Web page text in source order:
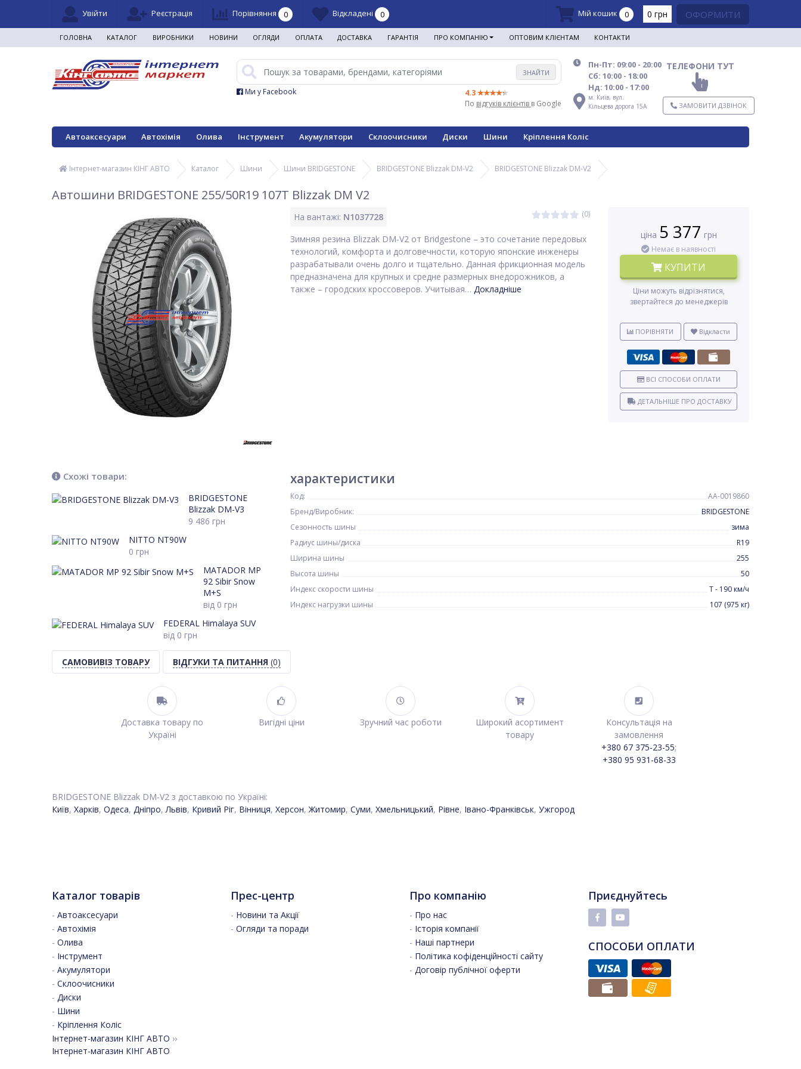
Увійти Реєстрація Порівняння 0 Відкладені 0 Мій кошик 0 0 грн ОФОРМИТИ
ГОЛОВНА КАТАЛОГ ВИРОБНИКИ НОВИНИ ОГЛЯДИ ОПЛАТА ДОСТАВКА ГАРАНТІЯ ПРО КОМПАНІЮ ОПТОВИМ КЛІЄНТАМ КОНТАКТИ
ЗНАЙТИ
4.3
По відгуків клієнтів в Google
Ми у Facebook
Пн-Пт: 09:00 - 20:00
Сб: 10:00 - 18:00
Нд: 10:00 - 17:00
м. Київ, вул.
Кільцева дорога 15А
ТЕЛЕФОНИ ТУТ
ЗАМОВИТИ ДЗВІНОК
Автоаксесуари Автохімія Олива Інструмент Акумулятори Склоочисники Диски Шини Кріплення Коліс
Інтернет-магазин КІНГ АВТО Каталог Шини Шини BRIDGESTONE BRIDGESTONE Blizzak DM-V2 BRIDGESTONE Blizzak DM-V2
Автошини BRIDGESTONE 255/50R19 107T Blizzak DM V2
На вантажі: N1037728 (0)
Зимняя резина Blizzak DM-V2 от Bridgestone – это сочетание передовых
технологий, комфорта и долговечности, которую японские инженеры
разрабатывали очень долго и тщательно. Данная фрикционная модель
предназначена для крупных и средне размерных внедорожников, а
также – городских кроссоверов. Учитывая… Докладніше
ціна 5 377 грн
Немає в наявності
КУПИТИ
Ціни можуть відрізнятися,
звертайтеся до менеджерів
ПОРІВНЯТИ Відкласти
ВСІ СПОСОБИ ОПЛАТИ
ДЕТАЛЬНІШЕ ПРО ДОСТАВКУ
Схожі товари:
BRIDGESTONE
Blizzak DM-V3
9 486 грн
NITTO NT90W
0 грн
MATADOR MP
92 Sibir Snow
M+S
від 0 грн
FEDERAL Himalaya SUV
від 0 грн
характеристики
Код:
AA-0019860
Бренд/Виробник:
BRIDGESTONE
Сезонность шины
зима
Радиус шины/диска
R19
Ширина шины
255
Высота шины
50
Индекс скорости шины
T - 190 км/ч
Индекс нагрузки шины
107 (975 кг)
САМОВИВІЗ ТОВАРУ ВІДГУКИ ТА ПИТАННЯ (0)
Доставка товару по
Україні
Вигідні ціни Зручний час роботи
Широкий асортимент
товару
Консультація на
замовлення
+380 67 375-23-55;
+380 95 931-68-33
BRIDGESTONE Blizzak DM-V2 з доставкою по Україні:
Київ, Харків, Одеса, Дніпро,Львів, Кривий Ріг, Вінниця, Херсон,Житомир, Суми, Хмельницький, Рівне, Івано-Франківськ, Ужгород
Каталог товарів
- Автоаксесуари
- Автохімія
- Олива
- Інструмент
- Акумулятори
- Склоочисники
- Диски
- Шини
- Кріплення Коліс
Інтернет-магазин КІНГ АВТО ››
Інтернет-магазин КІНГ АВТО
Прес-центр
- Новини та Акції
- Огляди та поради
Про компанію
- Про нас
- Історія компанії
- Наші партнери
- Політика кофіденційності сайту
- Договір публічної оферти
Приєднуйтесь
СПОСОБИ ОПЛАТИ